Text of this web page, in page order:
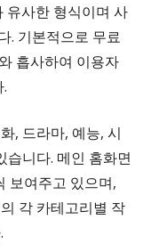
유사한 형식이며 사
. 기본적으로 무료
흡사하여 이용자
, 드라마, 예능, 시
습니다. 메인 홈화면
보여주고 있으며,
각 카테고리별 작